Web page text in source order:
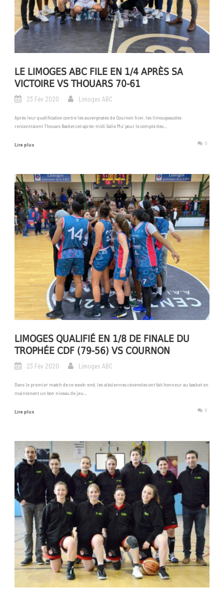
LE LIMOGES ABC FILE EN 1/4 APRÈS SA
VICTOIRE VS THOUARS 70-61
23 Fév 2020 Limoges ABC
Après leur qualification contre les auvergnates de Cournon hier, les limougeaudes
rencontraient Thouars Basket cet après-midi Salle Mu’ pour le compte des...
Lire plus 0
LIMOGES QUALIFIÉ EN 1/8 DE FINALE DU
TROPHÉE CDF (79-56) VS COURNON
23 Fév 2020 Limoges ABC
Dans le premier match de ce week-end, les alésiennes cévenoles ont fait honneur au basket en
maintenant un bon niveau de jeu...
Lire plus 0